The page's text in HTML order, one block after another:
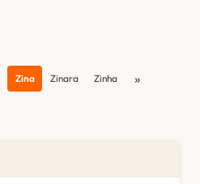
Zina Zinara Zinha »